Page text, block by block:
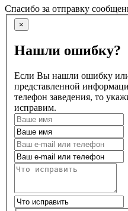
Спасибо за отправку
×
Нашли ошибку?
Если Вы нашли ошибку или
представленной
телефон заведения, то
исправим.